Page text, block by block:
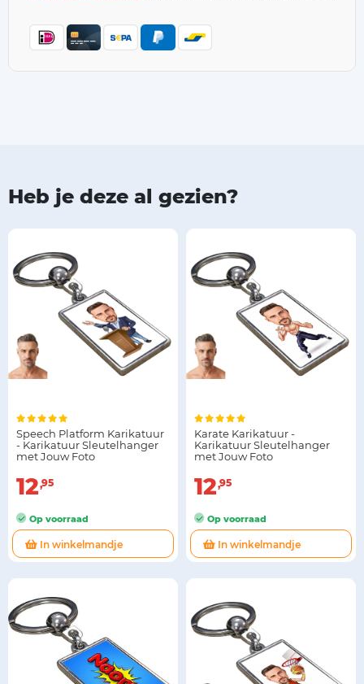
Heb je deze al gezien?
Speech Platform Karikatuur
- Karikatuur Sleutelhanger
met Jouw Foto
12 95
Op voorraad
In winkelmandje
Karate Karikatuur -
Karikatuur Sleutelhanger
met Jouw Foto
12 95
Op voorraad
In winkelmandje